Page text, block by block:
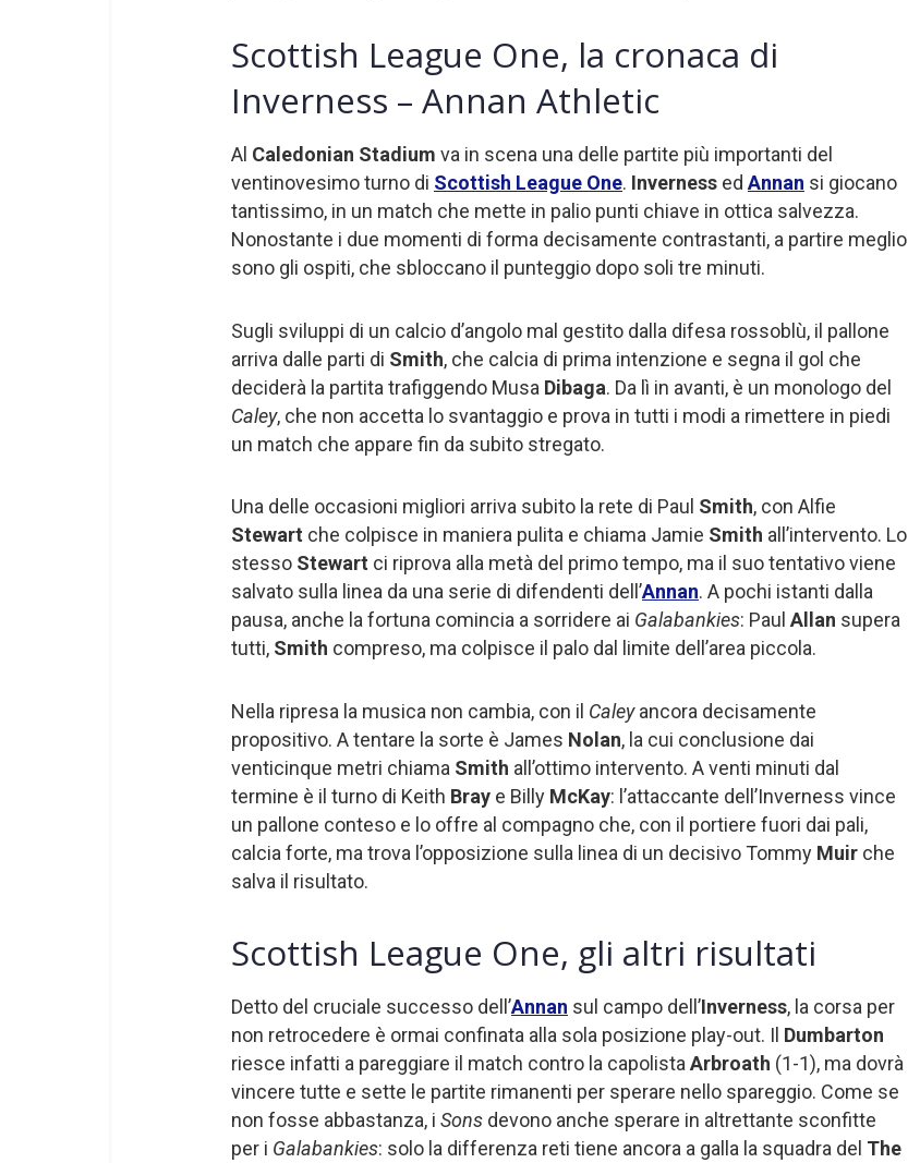
Scottish League One, la cronaca di
Inverness – Annan Athletic
Al Caledonian Stadium va in scena una delle partite più importanti del
ventinovesimo turno di Scottish League One. Inverness ed Annan si giocano
tantissimo, in un match che mette in palio punti chiave in ottica salvezza.
Nonostante i due momenti di forma decisamente contrastanti, a partire meglio
sono gli ospiti, che sbloccano il punteggio dopo soli tre minuti.
Sugli sviluppi di un calcio d’angolo mal gestito dalla difesa rossoblù, il pallone
arriva dalle parti di Smith, che calcia di prima intenzione e segna il gol che
deciderà la partita trafiggendo Musa Dibaga. Da lì in avanti, è un monologo del
Caley, che non accetta lo svantaggio e prova in tutti i modi a rimettere in piedi
un match che appare fin da subito stregato.
Una delle occasioni migliori arriva subito la rete di Paul Smith, con Alfie
Stewart che colpisce in maniera pulita e chiama Jamie Smith all’intervento. Lo
stesso Stewart ci riprova alla metà del primo tempo, ma il suo tentativo viene
salvato sulla linea da una serie di difendenti dell’Annan. A pochi istanti dalla
pausa, anche la fortuna comincia a sorridere ai Galabankies: Paul Allan supera
tutti, Smith compreso, ma colpisce il palo dal limite dell’area piccola.
Nella ripresa la musica non cambia, con il Caleyancora decisamente
propositivo. A tentare la sorte è James Nolan, la cui conclusione dai
venticinque metri chiama Smith all’ottimo intervento. A venti minuti dal
termine è il turno di Keith Bray e Billy McKay: l’attaccante dell’Inverness vince
un pallone conteso e lo offre al compagno che, con il portiere fuori dai pali,
calcia forte, ma trova l’opposizione sulla linea di un decisivo Tommy Muir che
salva il risultato.
Scottish League One, gli altri risultati
Detto del cruciale successo dell’Annan sul campo dell’Inverness, la corsa per
non retrocedere è ormai confinata alla sola posizione play-out. Il Dumbarton
riesce infatti a pareggiare il match contro la capolista Arbroath (1-1), ma dovrà
vincere tutte e sette le partite rimanenti per sperare nello spareggio. Come se
non fosse abbastanza, i Sons devono anche sperare in altrettante sconfitte
per i Galabankies: solo la differenza reti tiene ancora a galla la squadra del The